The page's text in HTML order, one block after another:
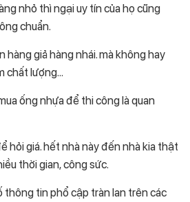
nhỏ thì ngại uy tín của họ cũng
chuẩn.
hàng giả hàng nhái. mà không hay
chất lượng…
ống nhựa để thi công là quan
hỏi giá. hết nhà này đến nhà kia thật
thời gian, công sức.
thông tin phổ cập tràn lan trên các